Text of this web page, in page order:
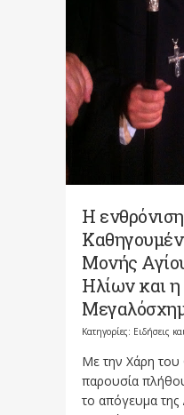
Η
Μονής
Ηλίων και η
Κατηγορίες: Ειδήσεις
Με την Χάρη του
παρουσία
το απόγευμα